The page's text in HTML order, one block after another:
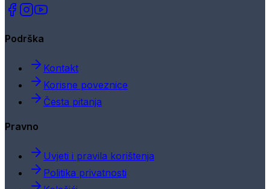
Podrška
Kontakt
Korisne poveznice
Česta pitanja
Pravno
Uvjeti i pravila korištenja
Politika privatnosti